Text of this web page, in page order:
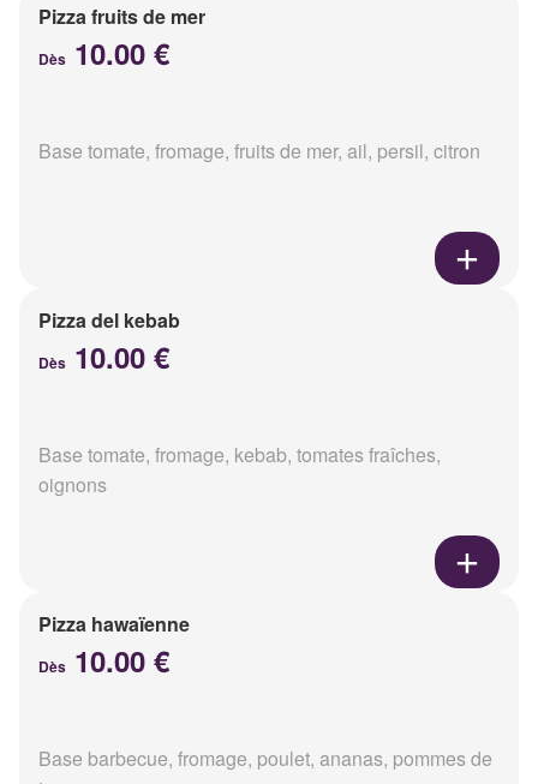
Pizza fruits de mer
Dès 10.00 €
Base tomate, fromage, fruits de mer, ail, persil, citron
Pizza del kebab
Dès 10.00 €
Base tomate, fromage, kebab, tomates fraîches,
oignons
Pizza hawaïenne
Dès 10.00 €
Base barbecue, fromage, poulet, ananas, pommes de